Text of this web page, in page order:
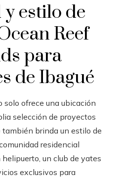
estilo de
Reef
para
de Ibagué
solo ofrece una ubicación
selección de proyectos
también brinda un estilo de
residencial
un club de yates
exclusivos para